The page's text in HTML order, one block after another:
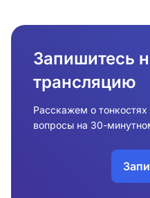
Запишитесь
трансляцию
Расскажем о
вопросы на 30-